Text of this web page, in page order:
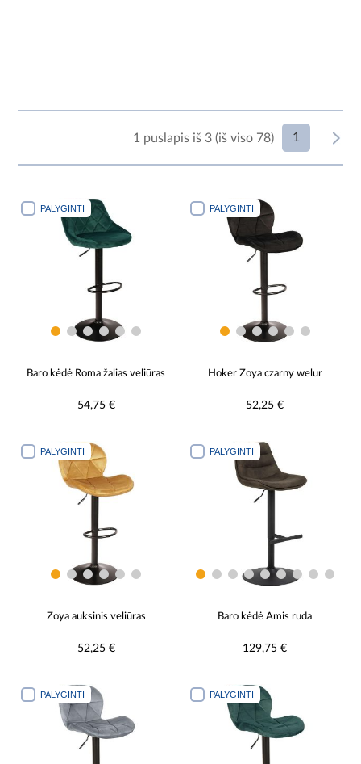
1 puslapis iš 3 (iš viso 78) 1
PALYGINTI
Baro kėdė Roma žalias veliūras
54,75 €
PALYGINTI
Hoker Zoya czarny welur
52,25 €
PALYGINTI
Zoya auksinis veliūras
52,25 €
PALYGINTI
Baro kėdė Amis ruda
129,75 €
PALYGINTI PALYGINTI